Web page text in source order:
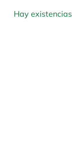
Hay existencias